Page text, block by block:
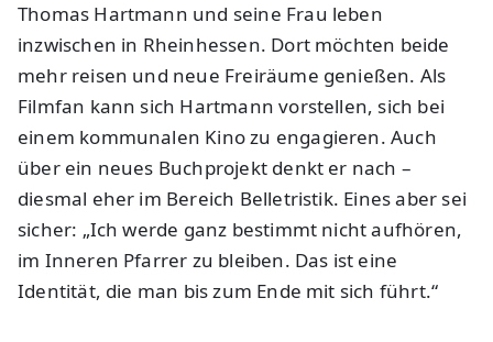
Thomas Hartmann und seine Frau leben
inzwischen in Rheinhessen. Dort möchten beide
mehr reisen und neue Freiräume genießen. Als
Filmfan kann sich Hartmann vorstellen, sich bei
einem kommunalen Kino zu engagieren. Auch
über ein neues Buchprojekt denkt er nach –
diesmal eher im Bereich Belletristik. Eines aber sei
sicher: „Ich werde ganz bestimmt nicht aufhören,
im Inneren Pfarrer zu bleiben. Das ist eine
Identität, die man bis zum Ende mit sich führt.“